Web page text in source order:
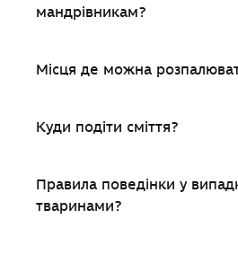
мандрівникам?
Місця де можна
Куди подіти сміття?
Правила поведінки у
тваринами?